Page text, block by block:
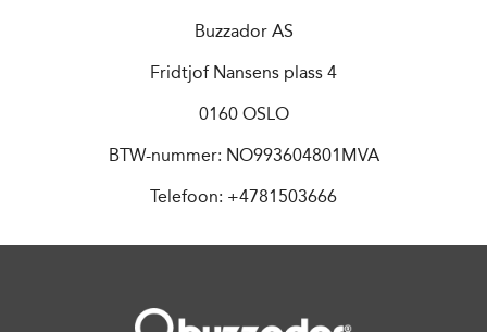
Buzzador AS
Fridtjof Nansens plass 4
0160 OSLO
BTW-nummer: NO993604801MVA
Telefoon: +4781503666